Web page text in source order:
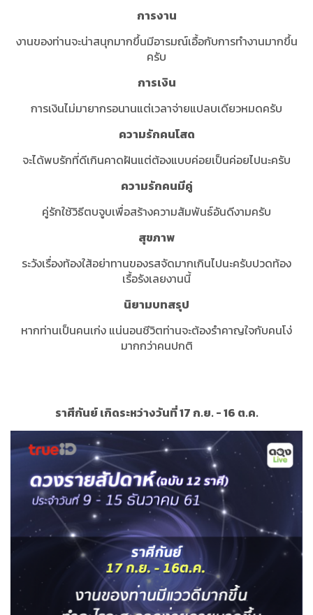
การงาน
งานของท่านจะน่าสนุกมากขึ้นมีอารมณ์เอื้อกับการทำงานมากขึ้น
ครับ
การเงิน
การเงินไม่มายากรอนานแต่เวลาจ่ายแปลบเดียวหมดครับ
ความรักคนโสด
จะได้พบรักที่ดีเกินคาดฝันแต่ต้องแบบค่อยเป็นค่อยไปนะครับ
ความรักคนมีคู่
คู่รักใช้วิธีตบจูบเพื่อสร้างความสัมพันธ์อันดีงามครับ
สุขภาพ
ระวังเรื่องท้องใส้อย่าทานของรสจัดมากเกินไปนะครับปวดท้อง
เรื้อรังเลยงานนี้
นิยามบทสรุป
หากท่านเป็นคนเก่ง แน่นอนชีวิตท่านจะต้องรำคาญใจกับคนโง่
มากกว่าคนปกติ
ราศีกันย์ เกิดระหว่างวันที่ 17 ก.ย. - 16 ต.ค.